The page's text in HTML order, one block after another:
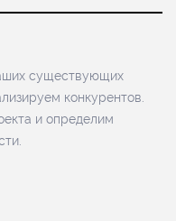
существующих
конкурентов.
и определим